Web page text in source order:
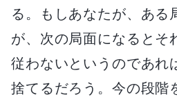
る。もしあなたが、ある
が、次の局面になるとそ
従わないというのであれ
捨てるだろう。今の段階